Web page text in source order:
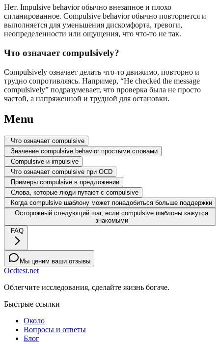
Нет. Impulsive behavior обычно внезапное и плохо
спланированное. Compulsive behavior обычно повторяется и
выполняется для уменьшения дискомфорта, тревоги,
неопределенности или ощущения, что что-то не так.
Что означает compulsively?
Compulsively означает делать что-то движимо, повторно и
трудно сопротивляясь. Например, “He checked the message
compulsively” подразумевает, что проверка была не просто
частой, а напряженной и трудной для остановки.
Menu
Что означает compulsive
Значение compulsive behavior простыми словами
Compulsive и impulsive
Что означает compulsive при OCD
Примеры compulsive в предложении
Слова, которые люди путают с compulsive
Когда compulsive шаблону может понадобиться больше поддержки
Осторожный следующий шаг, если compulsive шаблоны кажутся
знакомыми
FAQ
Мы ценим ваши отзывы
Ocdtest.net
Облегчите исследования, сделайте жизнь богаче.
Быстрые ссылки
Около
Вопросы и ответы
Блог